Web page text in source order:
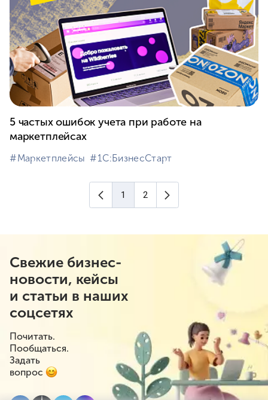
5 частых ошибок учета при работе на
маркетплейсах
#⁣Маркетплейсы #⁣1С:БизнесСтарт
Предыдущая страница
1 2
Свежие бизнес-
новости, кейсы
и статьи в наших
соцсетях
Почитать.
Пообщаться.
Задать
вопрос